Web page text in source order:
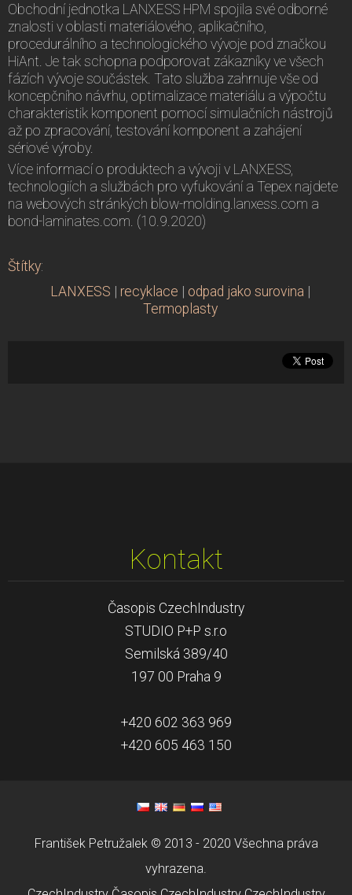
Obchodní jednotka LANXESS HPM spojila své odborné
znalosti v oblasti materiálového, aplikačního,
procedurálního a technologického vývoje pod značkou
HiAnt. Je tak schopna podporovat zákazníky ve všech
fázích vývoje součástek. Tato služba zahrnuje vše od
koncepčního návrhu, optimalizace materiálu a výpočtu
charakteristik komponent pomocí simulačních nástrojů
až po zpracování, testování komponent a zahájení
sériové výroby.
Více informací o produktech a vývoji v LANXESS,
technologiích a službách pro vyfukování a Tepex najdete
na webových stránkých blow-molding.lanxess.com a
bond-laminates.com. (10.9.2020)
Štítky:
LANXESS | recyklace | odpad jako surovina |
Termoplasty
Kontakt
Časopis CzechIndustry
STUDIO P+P s.r.o
Semilská 389/40
197 00 Praha 9
+420 602 363 969
+420 605 463 150
František Petružalek © 2013 - 2020 Všechna práva
vyhrazena.